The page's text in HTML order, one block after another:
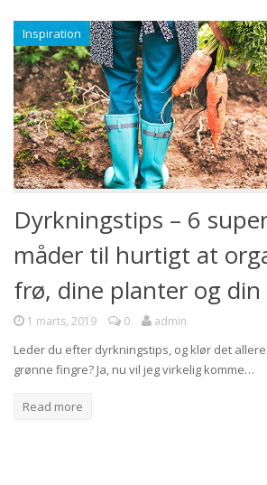
Inspiration
Dyrkningstips – 6
måder til hurtigt at
frø, dine planter og din
1 marts, 2019 0 admin
Leder du efter dyrkningstips, og klør det
grønne fingre? Ja, nu vil jeg virkelig komme…
Read more